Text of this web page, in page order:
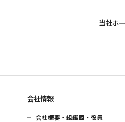
当社ホ
会社情報
会社概要・組織図・役員